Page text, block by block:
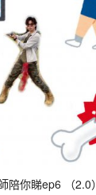
陪你睇ep6 （2.0）